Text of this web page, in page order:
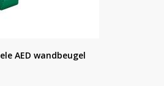
AED wandbeugel